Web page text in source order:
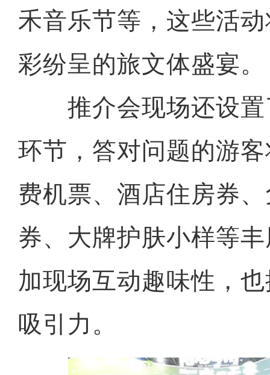
禾音乐节等，这些活
彩纷呈的旅文体盛宴。
推介会现场还设置
环节，答对问题的游
费机票、酒店住房券
券、大牌护肤小样等
加现场互动趣味性，
吸引力。